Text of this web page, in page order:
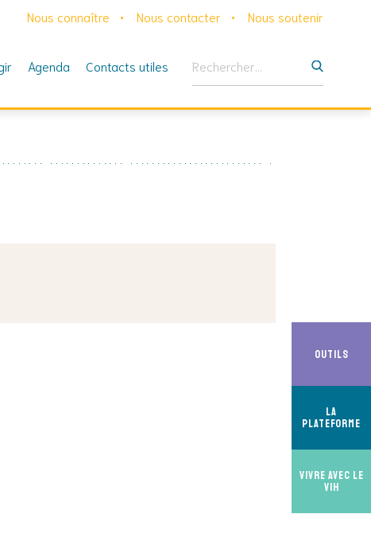
Nous connaître Nous contacter Nous soutenir
Agenda Contacts utiles
Outils
La
Plateforme
Vivre avec le
VIH